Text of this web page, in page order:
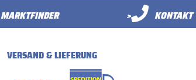
MARKTFINDER > KONTAKT
VERSAND & LIEFERUNG